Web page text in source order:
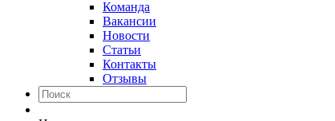
Команда
Вакансии
Новости
Статьи
Контакты
Отзывы